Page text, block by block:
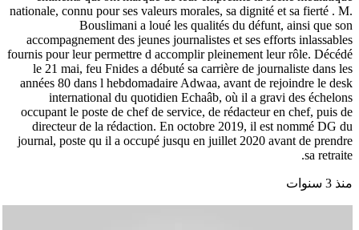
nationale, connu pour ses valeurs morales, sa dignité et sa fierté . M.
Bouslimani a loué les qualités du défunt, ainsi que son
accompagnement des jeunes journalistes et ses efforts inlassables
fournis pour leur permettre d accomplir pleinement leur rôle. Décédé
le 21 mai, feu Fnides a débuté sa carrière de journaliste dans les
années 80 dans l hebdomadaire Adwaa, avant de rejoindre le desk
international du quotidien Echaâb, où il a gravi des échelons
occupant le poste de chef de service, de rédacteur en chef, puis de
directeur de la rédaction. En octobre 2019, il est nommé DG du
journal, poste qu il a occupé jusqu en juillet 2020 avant de prendre
sa retraite.
منذ 3 سنوات